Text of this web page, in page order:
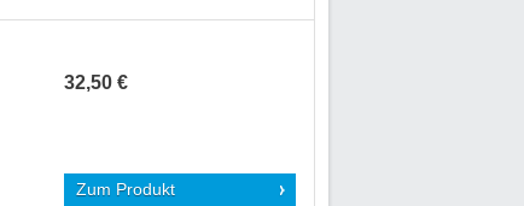
32,50 €
Zum Produkt